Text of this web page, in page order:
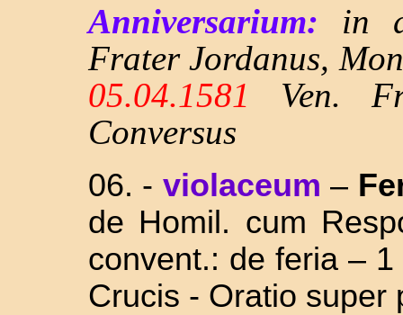
Anniversarium:
in
Frater Jordanus,
05.04.1581
Ven.
Conversus
06. - violaceum –
de Homil. cum
convent.: de feria –
Crucis - Oratio super